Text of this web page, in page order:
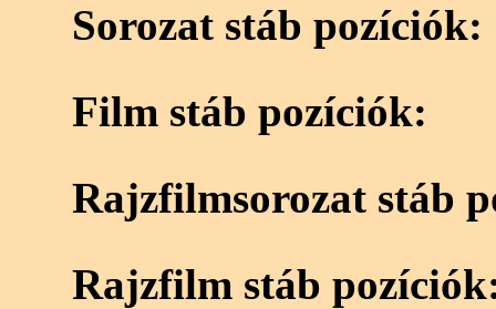
Sorozat stáb pozíciók:
Film stáb pozíciók:
Rajzfilmsorozat stáb
Rajzfilm stáb